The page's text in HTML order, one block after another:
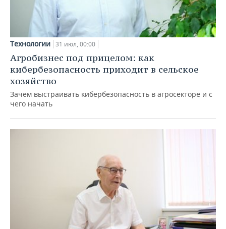
Технологии 31 июл, 00:00
Агробизнес под прицелом: как
кибербезопасность приходит в сельское
хозяйство
Зачем выстраивать кибербезопасность в агросекторе и с
чего начать